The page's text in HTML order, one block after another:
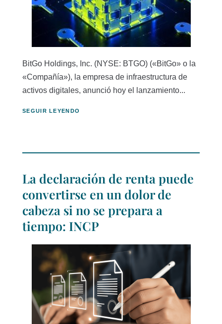
BitGo Holdings, Inc. (NYSE: BTGO) («BitGo» o la
«Compañía»), la empresa de infraestructura de
activos digitales, anunció hoy el lanzamiento...
SEGUIR LEYENDO
La declaración de renta puede
convertirse en un dolor de
cabeza si no se prepara a
tiempo: INCP